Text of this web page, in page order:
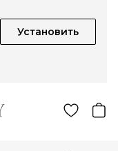
Установить